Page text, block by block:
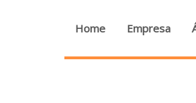
Home Empresa